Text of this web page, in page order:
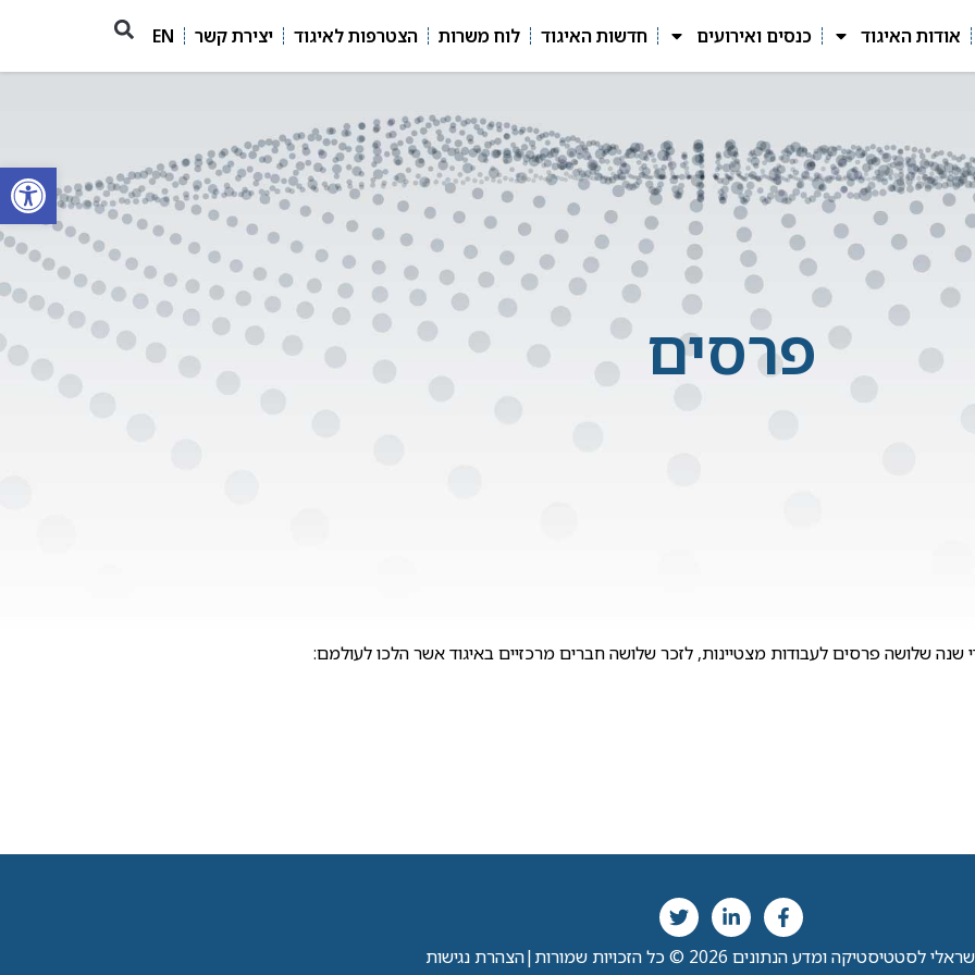
פתח
אודות האיגוד כנסים ואירועים חדשות האיגוד לוח משרות הצטרפות לאיגוד יצירת קשר EN
פרסים
שנה שלושה פרסים לעבודות מצטיינות, לזכר שלושה חברים מרכזיים באיגוד אשר הלכו לעולמם:
לסטטיסטיקה ומדע הנתונים 2026 © כל הזכויות שמורות |הצהרת נגישות